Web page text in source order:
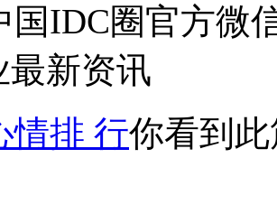
国IDC圈官方微
最新资讯
情排 行你看到